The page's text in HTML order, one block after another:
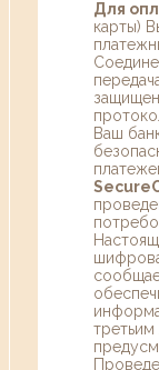
Для
карты)
Ваш
третьим